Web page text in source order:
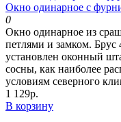
Окно одинарное с
0
Окно одинарное из
петлями и замком.
установлен оконный
сосны, как наиболее
условиям северного
1 129р.
В корзину